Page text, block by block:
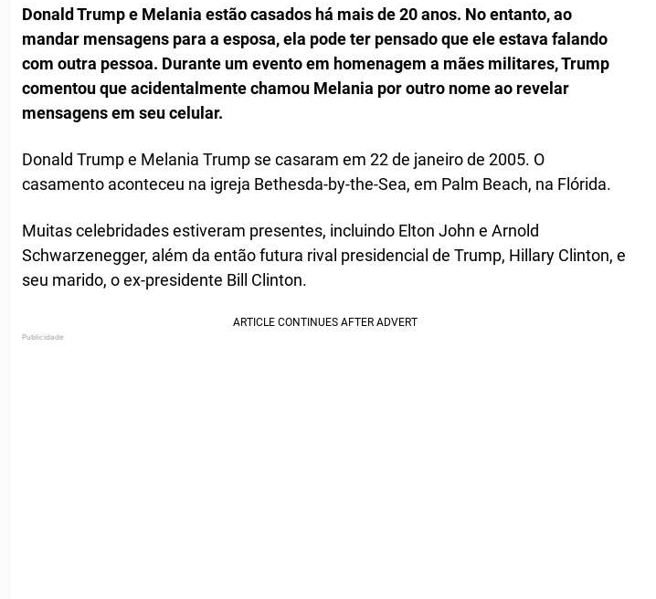
Donald Trump e Melania estão casados há mais de 20 anos. No entanto, ao
mandar mensagens para a esposa, ela pode ter pensado que ele estava falando
com outra pessoa. Durante um evento em homenagem a mães militares, Trump
comentou que acidentalmente chamou Melania por outro nome ao revelar
mensagens em seu celular.
Donald Trump e Melania Trump se casaram em 22 de janeiro de 2005. O
casamento aconteceu na igreja Bethesda-by-the-Sea, em Palm Beach, na Flórida.
Muitas celebridades estiveram presentes, incluindo Elton John e Arnold
Schwarzenegger, além da então futura rival presidencial de Trump, Hillary Clinton, e
seu marido, o ex-presidente Bill Clinton.